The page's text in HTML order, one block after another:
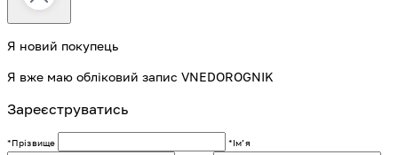
Я новий покупець
Я вже маю обліковий запис VNEDOROGNIK
Зареєструватись
*Прізвище
*Імʼя